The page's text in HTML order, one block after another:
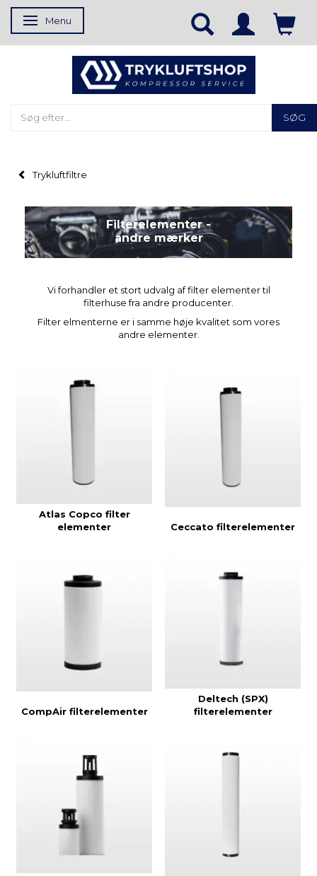
Skifte navigation
Menu
SØG
Trykluftfiltre
Filterelementer -
andre mærker
Vi forhandler et stort udvalg af filter elementer til
filterhuse fra andre producenter.
Filter elmenterne er i samme høje kvalitet som vores
andre elementer.
Atlas Copco filter
elementer
Ceccato filterelementer
CompAir filterelementer
Deltech (SPX)
filterelementer